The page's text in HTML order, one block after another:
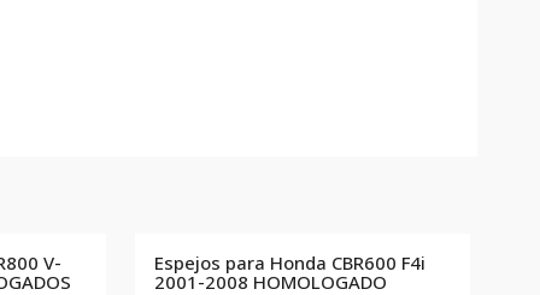
V-
Espejos para Honda CBR600 F4i
2001-2008 HOMOLOGADO